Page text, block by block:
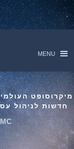
MENU
מיקרוסופט
חדשות לניהול עסקים